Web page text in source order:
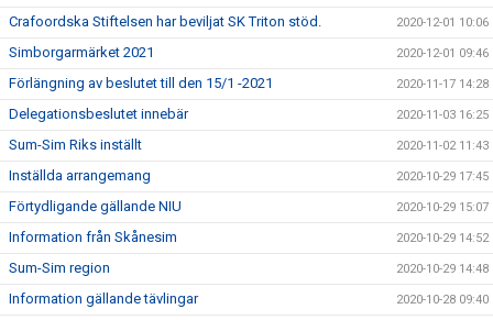
Crafoordska Stiftelsen har beviljat SK Triton stöd. 2020-12-01 10:06
Simborgarmärket 2021 2020-12-01 09:46
Förlängning av beslutet till den 15/1 -2021 2020-11-17 14:28
Delegationsbeslutet innebär 2020-11-03 16:25
Sum-Sim Riks inställt 2020-11-02 11:43
Inställda arrangemang 2020-10-29 17:45
Förtydligande gällande NIU 2020-10-29 15:07
Information från Skånesim 2020-10-29 14:52
Sum-Sim region 2020-10-29 14:48
Information gällande tävlingar 2020-10-28 09:40